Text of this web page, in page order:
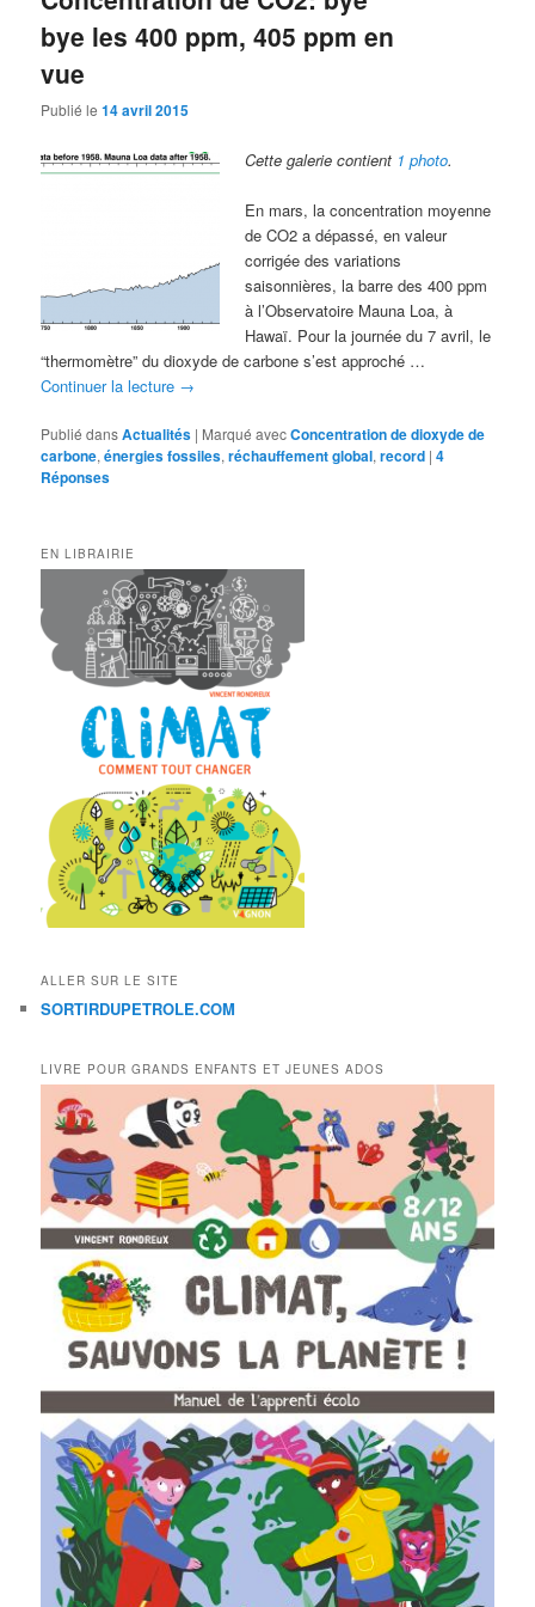
bye les 400 ppm, 405 ppm en
vue
Publié le14 avril 2015
Cette galerie contient 1 photo.
En mars, la concentration moyenne
de CO2 a dépassé, en valeur
corrigée des variations
saisonnières, la barre des 400 ppm
à l’Observatoire Mauna Loa, à
Hawaï. Pour la journée du 7 avril, le
“thermomètre” du dioxyde de carbone s’est approché …
Continuer la lecture →
Publié dansActualités | Marqué avecConcentration de dioxyde de
carbone,énergies fossiles,réchauffement global,record |4
Réponses
EN LIBRAIRIE
ALLER SUR LE SITE
SORTIRDUPETROLE.COM
LIVRE POUR GRANDS ENFANTS ET JEUNES ADOS